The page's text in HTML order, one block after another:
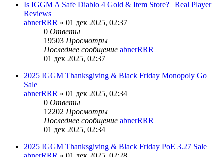
Is IGGM A Safe Diablo 4 Gold & Item Store? | Real Player
Reviews
abnerRRR » 01 дек 2025, 02:37
0 Ответы
19503 Просмотры
Последнее сообщение abnerRRR
01 дек 2025, 02:37
2025 IGGM Thanksgiving & Black Friday Monopoly Go
Sale
abnerRRR » 01 дек 2025, 02:34
0 Ответы
12202 Просмотры
Последнее сообщение abnerRRR
01 дек 2025, 02:34
2025 IGGM Thanksgiving & Black Friday PoE 3.27 Sale